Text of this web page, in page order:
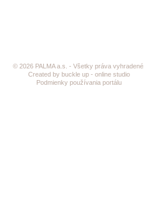
© 2026 PALMA a.s. - Všetky práva vyhradené.
Created by buckle up - online studio
Podmienky používania portálu